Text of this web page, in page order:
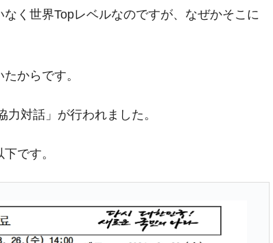
「金を経由するドル入手」手段ではないのか？
50.5％」に上昇
⇒ 国家が行った恐るべき株価操作であり、空前の国政
1人当たり賠償10万ウォンを認定 ⇒ 総額3兆7,000億
く世界Topレベルなのですが、なぜかそこに
からです。
対話」が行われました。
です。